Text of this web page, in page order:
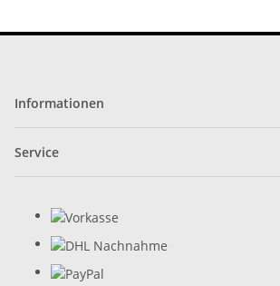
Informationen
Service